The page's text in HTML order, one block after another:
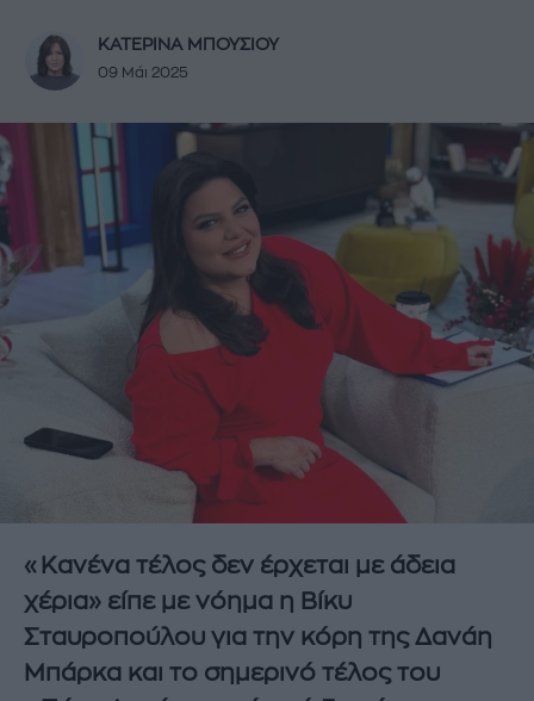
ΚΑΤΕΡΙΝΑ ΜΠΟΥΣΙΟΥ
09 Μάι 2025
«Κανένα τέλος δεν έρχεται με άδεια
χέρια» είπε με νόημα η Βίκυ
Σταυροπούλου για την κόρη της Δανάη
Μπάρκα και το σημερινό τέλος του